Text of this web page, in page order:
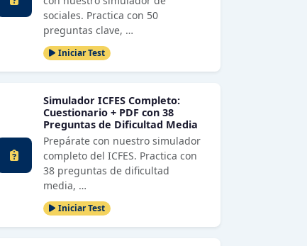
sociales. Practica con 50
preguntas clave, …
Iniciar Test
Simulador ICFES Completo:
Cuestionario + PDF con 38
Preguntas de Dificultad Media
Prepárate con nuestro simulador
completo del ICFES. Practica con
38 preguntas de dificultad
media, …
Iniciar Test